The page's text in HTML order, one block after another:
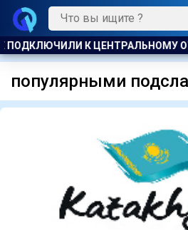
К ЦЕНТРАЛЬНОМУ
популярными